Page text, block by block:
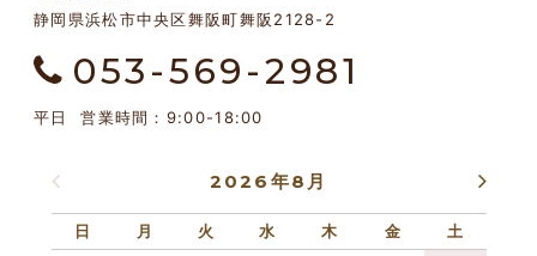
2026年8月
日 月 火 水 木 金 土
静岡県浜松市中央区舞阪町舞阪2128-2
053-569-2981
平日 営業時間：9:00-18:00